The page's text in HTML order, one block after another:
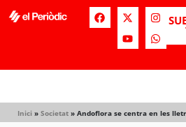
Inici » Societat » Andoflora se centra en les